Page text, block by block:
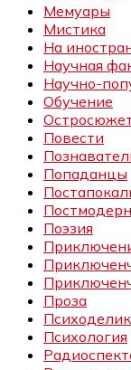
Мемуары
Мистика
На
Научная
Научно-
Обучение
Повести
Попаданцы
Поэзия
Проза
Психология